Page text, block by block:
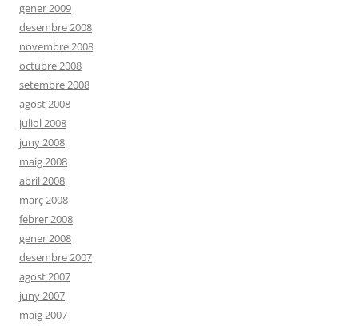
gener 2009
desembre 2008
novembre 2008
octubre 2008
setembre 2008
agost 2008
juliol 2008
juny 2008
maig 2008
abril 2008
març 2008
febrer 2008
gener 2008
desembre 2007
agost 2007
juny 2007
maig 2007